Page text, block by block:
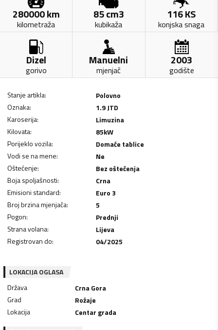
280000km
kilometraža
85cm3
kubikaža
116KS
konjska snaga
Dizel
gorivo
Manuelni
mjenjač
2003
godište
Stanje artikla:
Polovno
Oznaka:
1.9 JTD
Karoserija:
Limuzina
Kilovata: 85kW
Porijeklo vozila:
Domaće tablice
Vodi se na mene:
Ne
Oštećenje:
Bez oštećenja
Boja spoljašnosti:
Crna
Emisioni standard:
Euro 3
Broj brzina mjenjača:
5
Pogon:
Prednji
Strana volana:
Lijeva
Registrovan do: 04/2025
LOKACIJA OGLASA
Država
Crna Gora
Grad
Rožaje
Lokacija
Centar grada